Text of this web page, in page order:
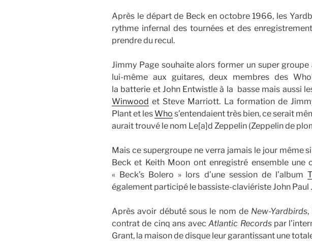
Après le départ de Beck en octobre 1966, les
rythme infernal des tournées et des
prendre du recul.
Jimmy Page souhaite alors former un super
lui-même aux guitares, deux membres des
la batterie et John Entwistle à la basse mais aussi
Winwood et Steve Marriott. La formation de
Plant et lesWho s’entendaient très bien, ce serait
aurait trouvé le nom Le[a]d Zeppelin (Zeppelin de
Mais ce supergroupe ne verra jamais le jour même
Beck et Keith Moon ont enregistré ensemble une
« Beck’s Bolero » lors d’une session de l’album
également participé le bassiste-claviériste John Paul
Après avoir débuté sous le nom de New-Yardbirds,
contrat de cinq ans avecAtlantic Recordspar
Grant, la maison de disque leur garantissant une